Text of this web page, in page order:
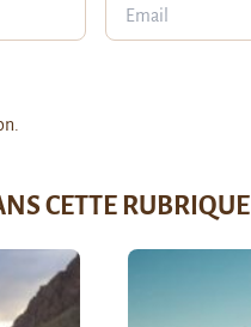
CETTE RUBRIQUE